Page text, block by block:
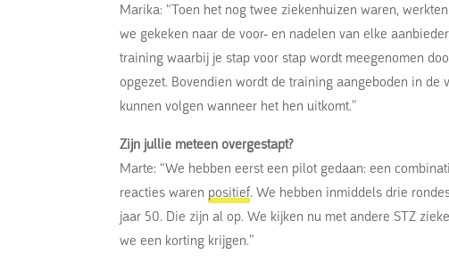
Marika: “Toen het nog twee ziekenhuizen waren,
we gekeken naar de voor- en nadelen van elke
training waarbij je stap voor stap wordt meegenomen
opgezet. Bovendien wordt de training aangeboden in
kunnen volgen wanneer het hen uitkomt.”
Zijn jullie meteen overgestapt?
Marte: “We hebben eerst een pilot gedaan: een
reacties waren positief. We hebben inmiddels drie
jaar 50. Die zijn al op. We kijken nu met andere STZ
we een korting krijgen.”